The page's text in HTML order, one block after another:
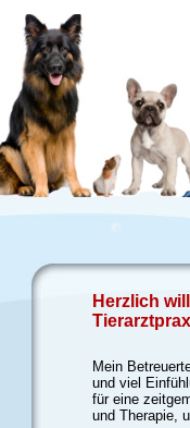
Herzlich
Mein
und viel
für eine
und Therapie,